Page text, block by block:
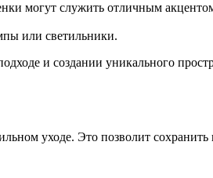
могут служить отличным
или светильники.
и создании уникального
уходе. Это позволит